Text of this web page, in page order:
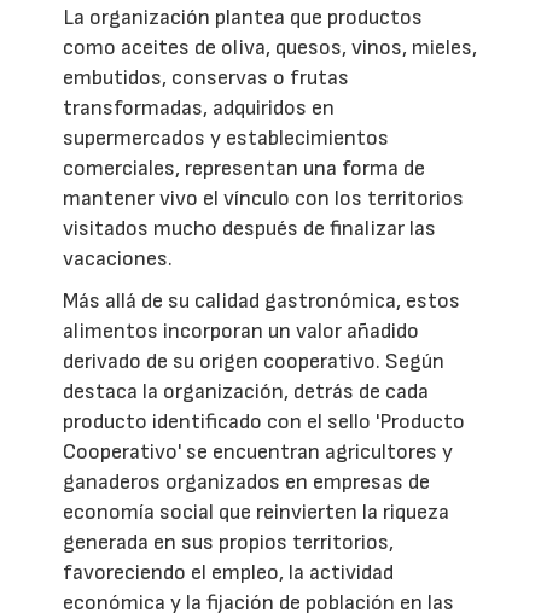
La organización plantea que productos
como aceites de oliva, quesos, vinos, mieles,
embutidos, conservas o frutas
transformadas, adquiridos en
supermercados y establecimientos
comerciales, representan una forma de
mantener vivo el vínculo con los territorios
visitados mucho después de finalizar las
vacaciones.
Más allá de su calidad gastronómica, estos
alimentos incorporan un valor añadido
derivado de su origen cooperativo. Según
destaca la organización, detrás de cada
producto identificado con el sello 'Producto
Cooperativo' se encuentran agricultores y
ganaderos organizados en empresas de
economía social que reinvierten la riqueza
generada en sus propios territorios,
favoreciendo el empleo, la actividad
económica y la fijación de población en las